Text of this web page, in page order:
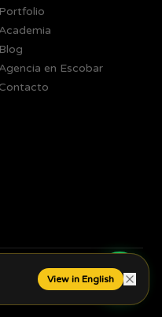
Portfolio
Academia
Blog
Agencia en Escobar
Contacto
derechos reservados.
Escobar, Buenos Aires
View in English